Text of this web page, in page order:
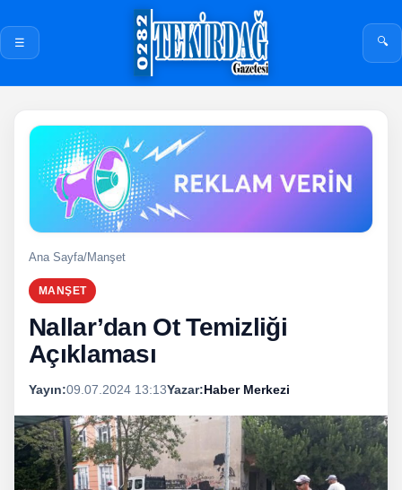
☰ 🔍
Ana Sayfa/Manşet
MANŞET
Nallar’dan Ot Temizliği
Açıklaması
Yayın:09.07.2024 13:13Yazar:Haber Merkezi